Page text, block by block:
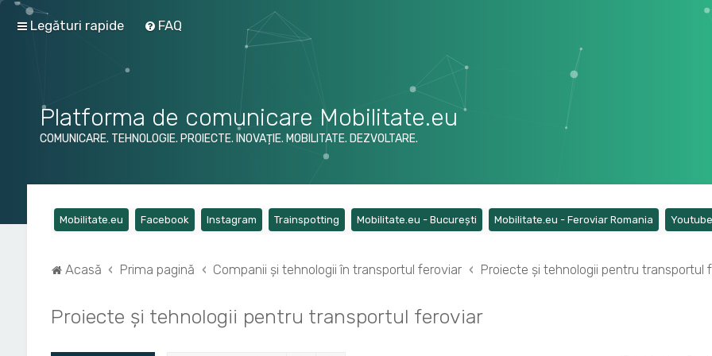
Legături rapide FAQ
Platforma de comunicare Mobilitate.eu
COMUNICARE. TEHNOLOGIE. PROIECTE. INOVAȚIE. MOBILITATE. DEZVOLTARE.
Mobilitate.eu(Opens a new tab)
Facebook(Opens a new tab)
Instagram(Opens a new tab)
Trainspotting(Opens a new tab)
Mobilitate.eu - București(Opens a new tab)
Mobilitate.eu - Feroviar Romania(Opens a
Youtube
Acasă Prima pagină Companii și tehnologii în transportul feroviar Proiecte și tehnologii pentru transportul
Proiecte și tehnologii pentru transportul feroviar